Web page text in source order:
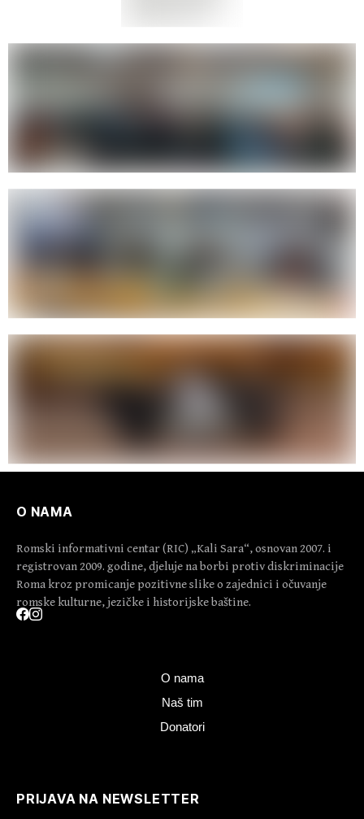
O NAMA
Romski informativni centar (RIC) „Kali Sara“, osnovan 2007. i
registrovan 2009. godine, djeluje na borbi protiv diskriminacije
Roma kroz promicanje pozitivne slike o zajednici i očuvanje
romske kulturne, jezičke i historijske baštine.
O nama
Naš tim
Donatori
PRIJAVA NA NEWSLETTER